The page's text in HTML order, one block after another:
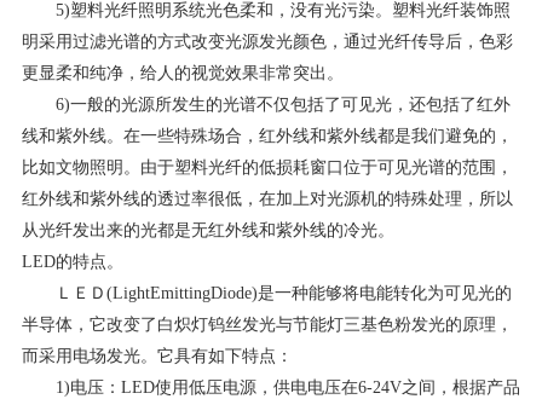
5)塑料光纤照明系统光色柔和，没有光污染。塑料光纤装饰照
明采用过滤光谱的方式改变光源发光颜色，通过光纤传导后，色彩
更显柔和纯净，给人的视觉效果非常突出。
6)一般的光源所发生的光谱不仅包括了可见光，还包括了红外
线和紫外线。在一些特殊场合，红外线和紫外线都是我们避免的，
比如文物照明。由于塑料光纤的低损耗窗口位于可见光谱的范围，
红外线和紫外线的透过率很低，在加上对光源机的特殊处理，所以
从光纤发出来的光都是无红外线和紫外线的冷光。
LED的特点。
ＬＥＤ(LightEmittingDiode)是一种能够将电能转化为可见光的
半导体，它改变了白炽灯钨丝发光与节能灯三基色粉发光的原理，
而采用电场发光。它具有如下特点：
1)电压：LED使用低压电源，供电电压在6-24V之间，根据产品